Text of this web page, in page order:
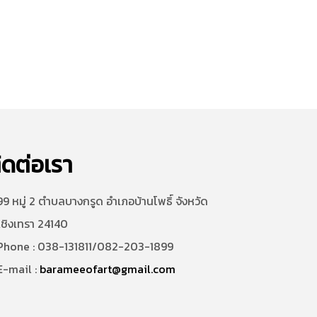
ต่อเรา
หมู่ 2 ตำบลบางกรูด อำเภอบ้านโพธิ์ จังหวัด
ชิงเทรา 24140
: 038-131811/082-203-1899
mail : barameeofart@gmail.com